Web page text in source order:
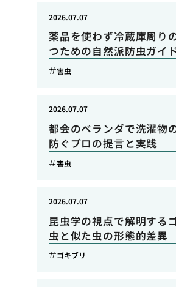
薬品を使わず冷蔵庫周り
つための自然派防虫ガイ
2026.07.07
害虫
都会のベランダで洗濯物
防ぐプロの提言と実践
2026.07.07
害虫
昆虫学の視点で解明する
虫と似た虫の形態的差異
2026.07.07
ゴキブリ